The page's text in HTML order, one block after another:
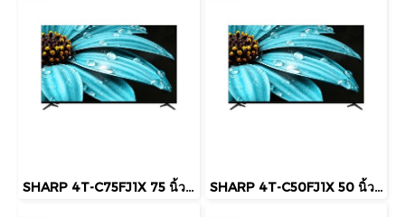
SHARP 4T-C75FJ1X 75 นิ้ว 4K UHD Google TV HDR10 Dolby Audio SHARP 4T-C50FJ1X 50 นิ้ว 4K UHD Google TV HDR10 Dolby Audio